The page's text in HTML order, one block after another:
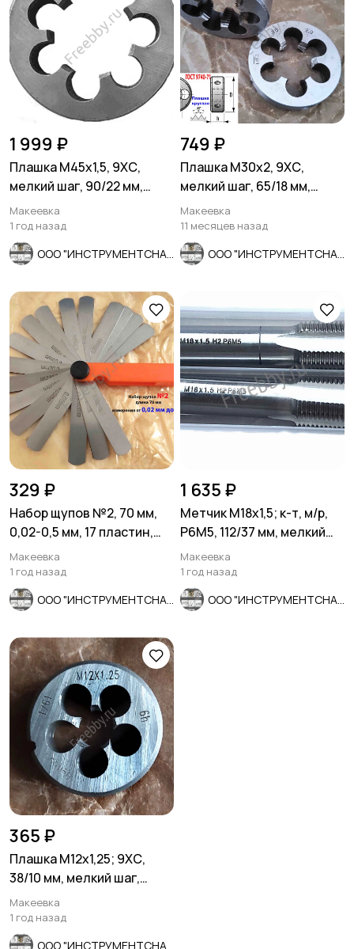
1 999 ₽
Плашка М45х1,5, 9ХС,
мелкий шаг, 90/22 мм,
ГОСТ 7740-71, сделано в
ССС
Макеевка
1 год назад
749 ₽
Плашка М30х2, 9ХС,
мелкий шаг, 65/18 мм,
ГОСТ 7740-71, СССР
Макеевка
11 месяцев назад
329 ₽
Набор щупов №2, 70 мм,
0,02-0,5 мм, 17 пластин,
Россия.
Макеевка
1 год назад
1 635 ₽
Метчик М18х1,5; к-т, м/р,
Р6М5, 112/37 мм, мелкий
шаг, шлифованный, ГО
Макеевка
1 год назад
365 ₽
Плашка М12х1,25; 9ХС,
38/10 мм, мелкий шаг,
ГОСТ 7740-71.
Макеевка
1 год назад